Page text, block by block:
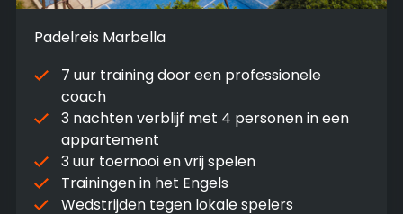
Padelreis Marbella
7 uur training door een professionele
coach
3 nachten verblijf met 4 personen in een
appartement
3 uur toernooi en vrij spelen
Trainingen in het Engels
Wedstrijden tegen lokale spelers